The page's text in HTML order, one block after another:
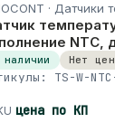
· Датчики
NTC,
Нет
TS-W-
цена по КП